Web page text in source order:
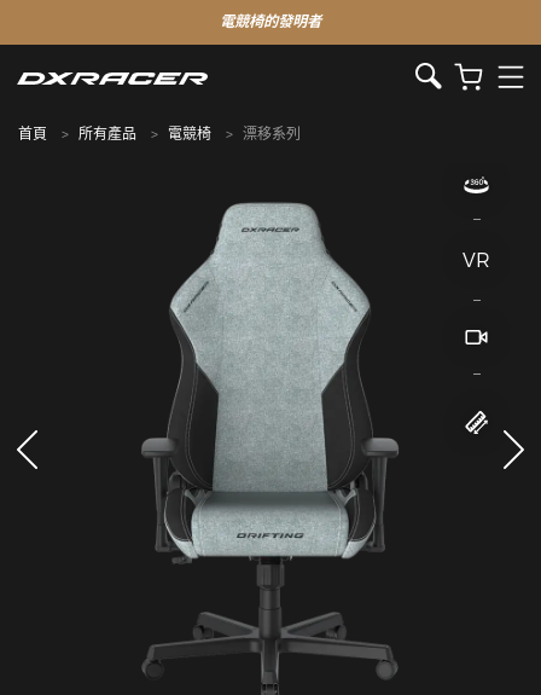
電競椅的發明者
首頁 所有產品 電競椅 漂移系列
VR